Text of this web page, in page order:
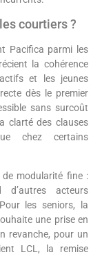
courtiers ?
Pacifica parmi les
la cohérence
et les jeunes
dès le premier
sans surcoût
clarté des clauses
chez certains
modularité fine :
d’autres acteurs
les seniors, la
une prise en
revanche, pour un
LCL, la remise